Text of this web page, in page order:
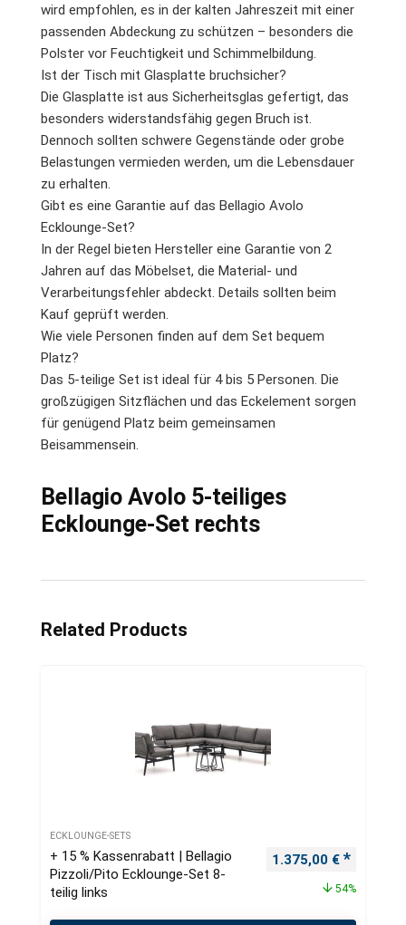
wird empfohlen, es in der kalten Jahreszeit mit einer
passenden Abdeckung zu schützen – besonders die
Polster vor Feuchtigkeit und Schimmelbildung.
Ist der Tisch mit Glasplatte bruchsicher?
Die Glasplatte ist aus Sicherheitsglas gefertigt, das
besonders widerstandsfähig gegen Bruch ist.
Dennoch sollten schwere Gegenstände oder grobe
Belastungen vermieden werden, um die Lebensdauer
zu erhalten.
Gibt es eine Garantie auf das Bellagio Avolo
Ecklounge-Set?
In der Regel bieten Hersteller eine Garantie von 2
Jahren auf das Möbelset, die Material- und
Verarbeitungsfehler abdeckt. Details sollten beim
Kauf geprüft werden.
Wie viele Personen finden auf dem Set bequem
Platz?
Das 5-teilige Set ist ideal für 4 bis 5 Personen. Die
großzügigen Sitzflächen und das Eckelement sorgen
für genügend Platz beim gemeinsamen
Beisammensein.
Bellagio Avolo 5-teiliges
Ecklounge-Set rechts
Related Products
ECKLOUNGE-SETS
+ 15 % Kassenrabatt | Bellagio
Pizzoli/Pito Ecklounge-Set 8-
teilig links
Ursprünglicher
1.375,00 €
54%